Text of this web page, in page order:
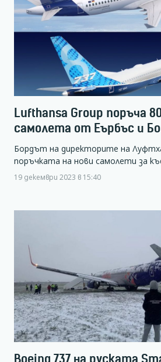
Lufthansa Group поръча
самолета от Еърбъс и
Бордът на директорите на
поръчката на нови самолети за
19 декември 2023 в 15:40
Boeing 737 на руската